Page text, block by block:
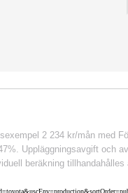
2 234 kr/mån med
Uppläggningsavgift och
beräkning tillhandahålles